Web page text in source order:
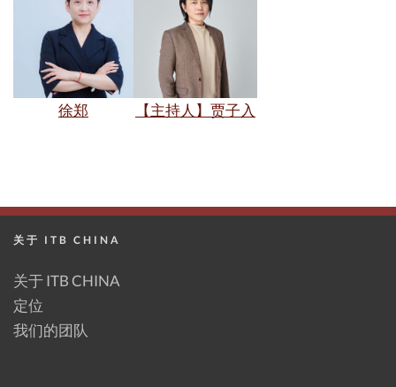
徐郑 【主持人】贾子入
关于 ITB CHINA
关于 ITB CHINA
定位
我们的团队